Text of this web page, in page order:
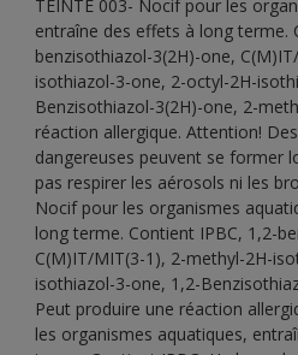
TEINTE 003- Nocif pour les
entraîne des effets à long terme.
benzisothiazol-3(2H)-one,
isothiazol-3-one, 2-octyl-2H-
Benzisothiazol-3(2H)-one, 2-
réaction allergique. Attention!
dangereuses peuvent se former
pas respirer les aérosols ni les
Nocif pour les organismes
long terme. Contient IPBC, 1,2-
C(M)IT/MIT(3-1), 2-methyl-2H-
isothiazol-3-one, 1,2-
Peut produire une réaction
les organismes aquatiques,